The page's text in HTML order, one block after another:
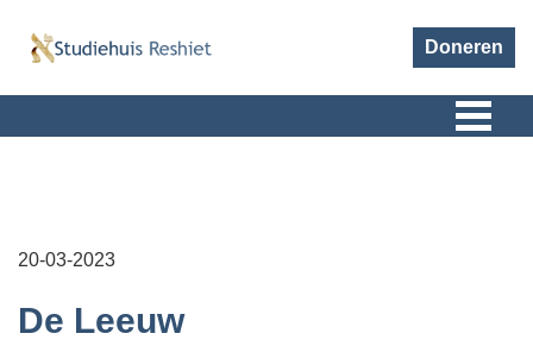
Doneren
20-03-2023
De Leeuw